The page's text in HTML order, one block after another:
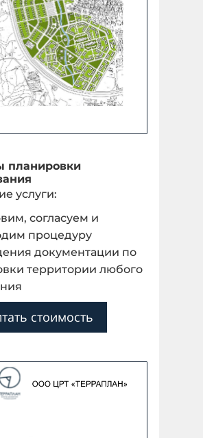
планировки
услуги:
согласуем и
процедуру
документации по
территории любого
стоимость